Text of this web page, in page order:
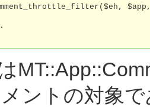
ントの対象